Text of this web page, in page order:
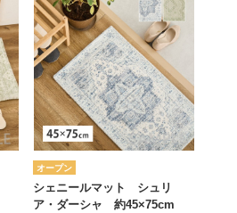
オープン
シェニールマット シュリ
ア・ダーシャ 約45×75cm